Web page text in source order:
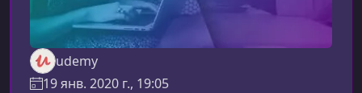
udemy
19 янв. 2020 г., 19:05